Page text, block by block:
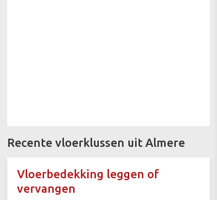
Recente vloerklussen uit Almere
Vloerbedekking leggen of
vervangen